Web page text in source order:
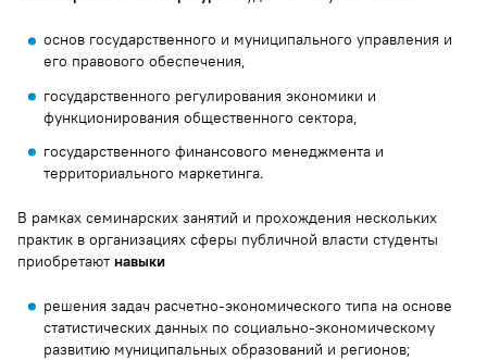
основ государственного и муниципального управления и
его правового обеспечения,
государственного регулирования экономики и
функционирования общественного сектора,
государственного финансового менеджмента и
территориального маркетинга.
В рамках семинарских занятий и прохождения нескольких
практик в организациях сферы публичной власти студенты
приобретают навыки
решения задач расчетно-экономического типа на основе
статистических данных по социально-экономическому
развитию муниципальных образований и регионов;